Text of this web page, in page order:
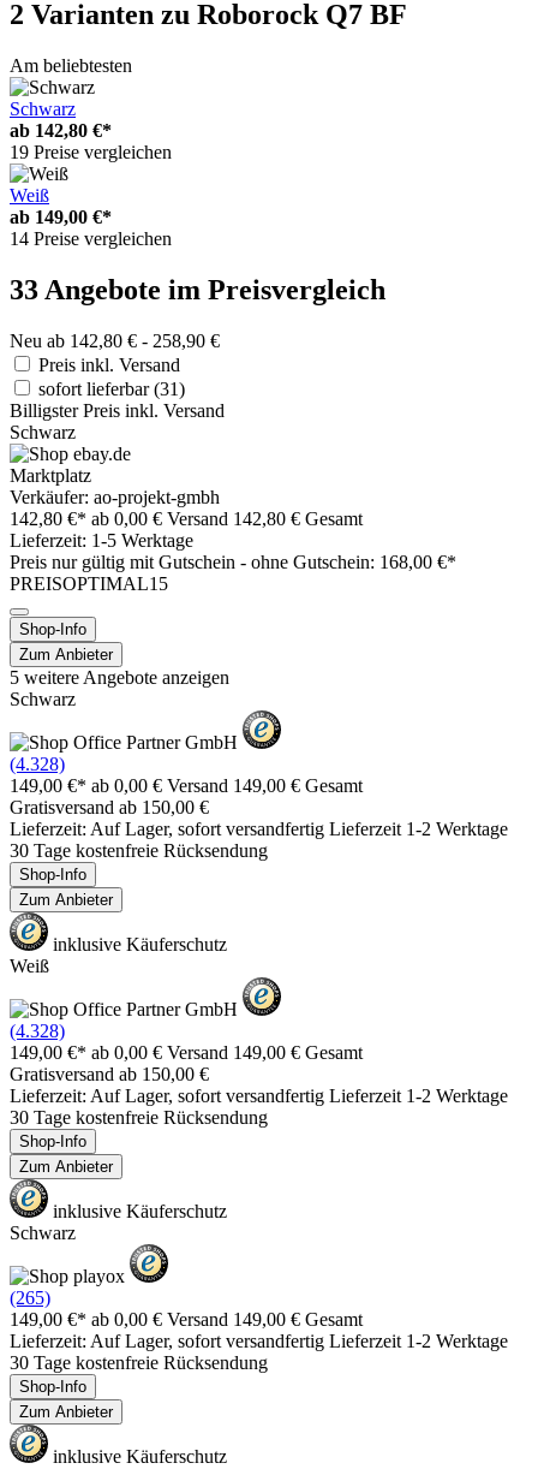
2 Varianten zu Roborock Q7 BF
Am beliebtesten
Schwarz
ab 142,80 €*
19 Preise vergleichen
Weiß
ab 149,00 €*
14 Preise vergleichen
33 Angebote im Preisvergleich
Neu ab 142,80 € - 258,90 €
Preis inkl. Versand
sofort lieferbar(31)
Billigster Preis inkl. Versand
Schwarz
Marktplatz
Verkäufer: ao-projekt-gmbh
142,80 €* ab 0,00 € Versand 142,80 € Gesamt
Lieferzeit: 1-5 Werktage
Preis nur gültig mit Gutschein - ohne Gutschein: 168,00 €*
PREISOPTIMAL15
Shop-Info
Zum Anbieter
5 weitere Angebote anzeigen
Schwarz
(4.328)
149,00 €* ab 0,00 € Versand 149,00 € Gesamt
Gratisversand ab 150,00 €
Lieferzeit: Auf Lager, sofort versandfertig Lieferzeit 1-2 Werktage
30 Tage kostenfreie Rücksendung
Shop-Info
Zum Anbieter
inklusive Käuferschutz
Weiß
(4.328)
149,00 €* ab 0,00 € Versand 149,00 € Gesamt
Gratisversand ab 150,00 €
Lieferzeit: Auf Lager, sofort versandfertig Lieferzeit 1-2 Werktage
30 Tage kostenfreie Rücksendung
Shop-Info
Zum Anbieter
inklusive Käuferschutz
Schwarz
(265)
149,00 €* ab 0,00 € Versand 149,00 € Gesamt
Lieferzeit: Auf Lager, sofort versandfertig Lieferzeit 1-2 Werktage
30 Tage kostenfreie Rücksendung
Shop-Info
Zum Anbieter
inklusive Käuferschutz